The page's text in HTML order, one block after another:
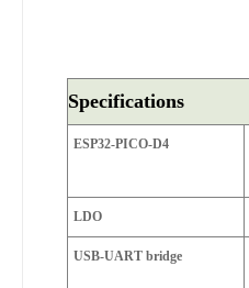
Specifications
ESP32-PICO-D4
LDO
USB-UART bridge